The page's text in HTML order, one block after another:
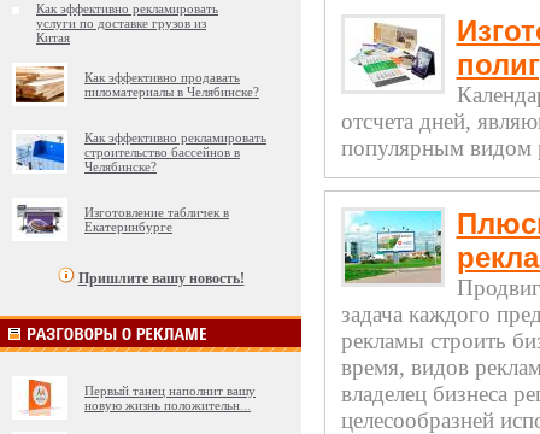
Как эффективно рекламировать
услуги по доставке грузов из
Китая
Как эффективно продавать
пиломатериалы в Челябинске?
Как эффективно рекламировать
строительство бассейнов в
Челябинске?
Изготовление табличек в
Екатеринбурге
Пришлите вашу новость!
Первый танец наполнит вашу
новую жизнь положительн
отсчета дней,
популярным видом
задача каждого
рекламы строить
время, видов
владелец бизнеса
целесообразней